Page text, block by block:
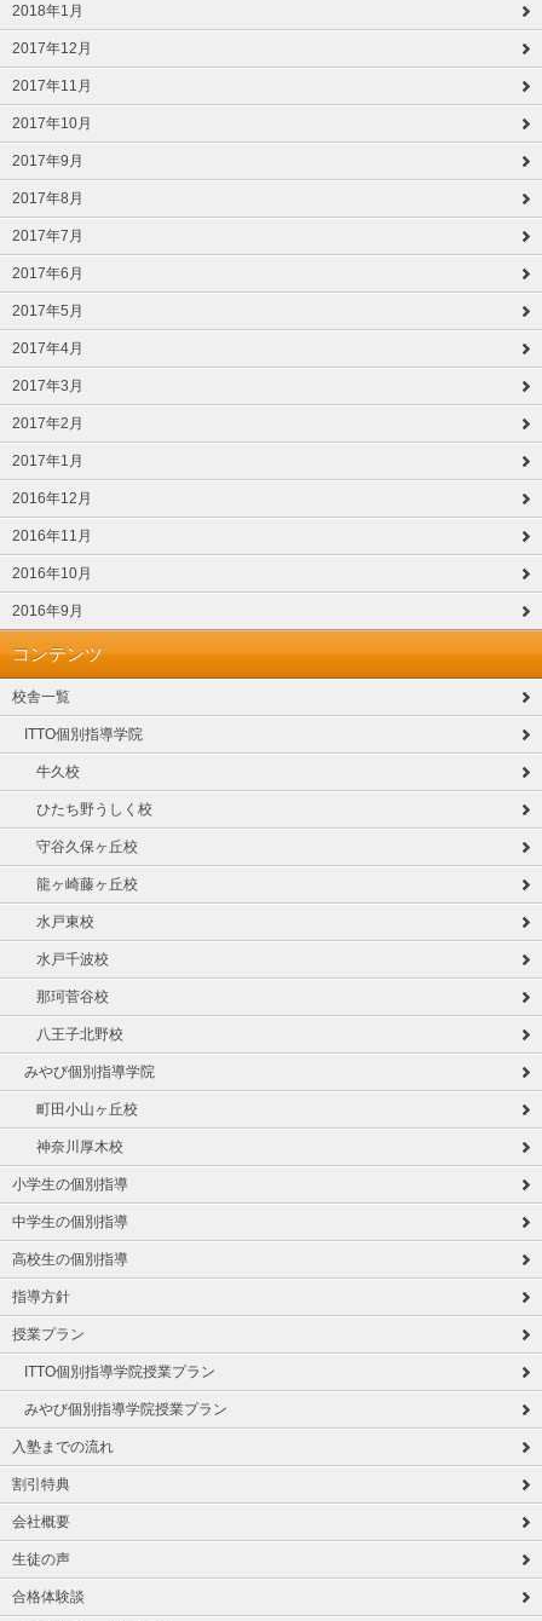
2018年1月
2017年12月
2017年11月
2017年10月
2017年9月
2017年8月
2017年7月
2017年6月
2017年5月
2017年4月
2017年3月
2017年2月
2017年1月
2016年12月
2016年11月
2016年10月
2016年9月
コンテンツ
校舎一覧
ITTO個別指導学院
牛久校
ひたち野うしく校
守谷久保ヶ丘校
龍ヶ崎藤ヶ丘校
水戸東校
水戸千波校
那珂菅谷校
八王子北野校
みやび個別指導学院
町田小山ヶ丘校
神奈川厚木校
小学生の個別指導
中学生の個別指導
高校生の個別指導
指導方針
授業プラン
ITTO個別指導学院授業プラン
みやび個別指導学院授業プラン
入塾までの流れ
割引特典
会社概要
生徒の声
合格体験談